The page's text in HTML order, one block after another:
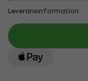
Leveransinformation